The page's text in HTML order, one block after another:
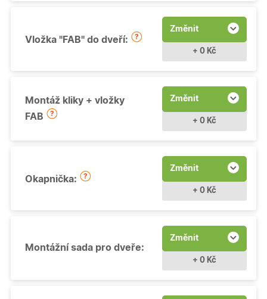
Vložka "FAB" do dveří:
Změnit
+ 0 Kč
Montáž kliky + vložky
FAB
Změnit
+ 0 Kč
Okapnička:
Změnit
+ 0 Kč
Montážní sada pro dveře:
Změnit
+ 0 Kč